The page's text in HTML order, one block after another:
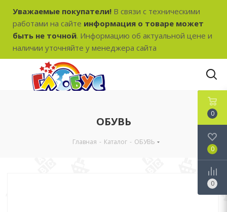
Уважаемые покупатели! В связи с техническими
работами на сайте информация о товаре может
быть не точной. Информацию об актуальной цене и
наличии уточняйте у менеджера сайта
ОБУВЬ
Главная - Каталог - ОБУВЬ
0
0
0